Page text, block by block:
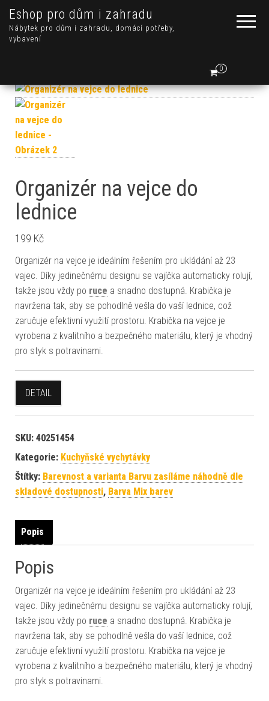
Eshop pro dům i zahradu
Nábytek pro dům i zahradu, domácí potřeby,
vybavení
0
Organizér na vejce do
lednice
199 Kč
Organizér na vejce je ideálním řešením pro ukládání až 23
vajec. Díky jedinečnému designu se vajíčka automaticky rolují,
takže jsou vždy po ruce a snadno dostupná. Krabička je
navržena tak, aby se pohodlně vešla do vaší lednice, což
zaručuje efektivní využití prostoru. Krabička na vejce je
vyrobena z kvalitního a bezpečného materiálu, který je vhodný
pro styk s potravinami.
DETAIL
SKU: 40251454
Kategorie: Kuchyňské vychytávky
Štítky: Barevnost a varianta Barvu zasíláme náhodně dle
skladové dostupnosti, Barva Mix barev
Popis
Popis
Organizér na vejce je ideálním řešením pro ukládání až 23
vajec. Díky jedinečnému designu se vajíčka automaticky rolují,
takže jsou vždy po ruce a snadno dostupná. Krabička je
navržena tak, aby se pohodlně vešla do vaší lednice, což
zaručuje efektivní využití prostoru. Krabička na vejce je
vyrobena z kvalitního a bezpečného materiálu, který je vhodný
pro styk s potravinami.